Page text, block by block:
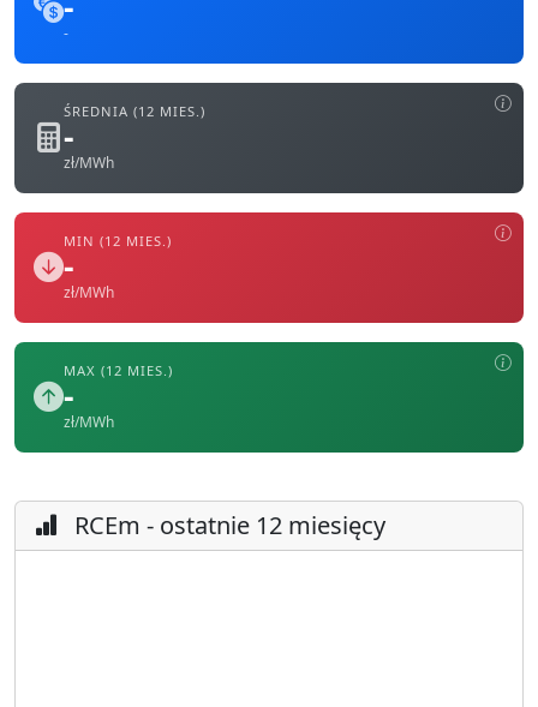
-
ŚREDNIA (12 MIES.)
-
zł/MWh
MIN (12 MIES.)
-
zł/MWh
MAX (12 MIES.)
-
zł/MWh
RCEm - ostatnie 12 miesięcy